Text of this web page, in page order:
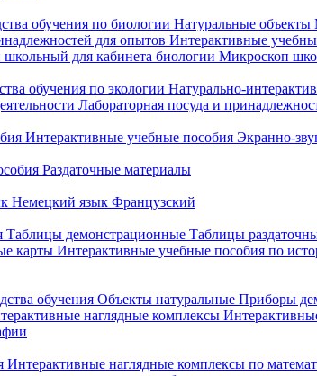
обучения по биологии Натуральные объекты
для опытов Интерактивные
для кабинета биологии Микроскоп
обучения по экологии Натурально-
Лабораторная посуда и
Интерактивные учебные пособия Экранно-
Раздаточные материалы
Немецкий язык Французский
Таблицы демонстрационные Таблицы
карты Интерактивные учебные пособия по
обучения Объекты натуральные Приборы
наглядные комплексы
Интерактивные наглядные комплексы по